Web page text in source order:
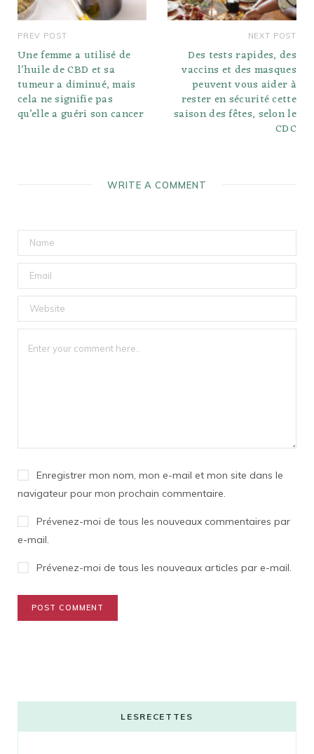
PREV POST
Une femme a utilisé de
l’huile de CBD et sa
tumeur a diminué, mais
cela ne signifie pas
qu’elle a guéri son cancer
NEXT POST
Des tests rapides, des
vaccins et des masques
peuvent vous aider à
rester en sécurité cette
saison des fêtes, selon le
CDC
WRITE A COMMENT
Enregistrer mon nom, mon e-mail et mon site dans le
navigateur pour mon prochain commentaire.
Prévenez-moi de tous les nouveaux commentaires par
e-mail.
Prévenez-moi de tous les nouveaux articles par e-mail.
LESRECETTES